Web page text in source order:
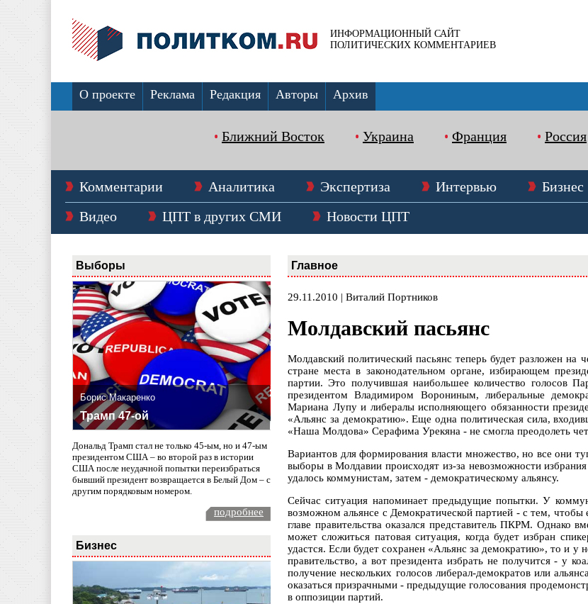
ИНФОРМАЦИОННЫЙ САЙТ
ПОЛИТИЧЕСКИХ КОММЕНТАРИЕВ
О проекте Реклама Редакция Авторы Архив
Ближний Восток Украина Франция Россия
Комментарии Аналитика Экспертиза Интервью Бизнес
Видео
ЦПТ в других СМИ Новости ЦПТ
Выборы
Борис Макаренко
Трамп 47-ой
Дональд Трамп стал не только 45-ым, но и 47-ым
президентом США – во второй раз в истории
США после неудачной попытки переизбраться
бывший президент возвращается в Белый Дом – с
другим порядковым номером.
подробнее
Бизнес
Главное
29.11.2010 | Виталий Портников
Молдавский пасьянс
Молдавский политический пасьянс теперь будет разложен
стране места в законодательном органе, избирающем
партии. Это получившая наибольшее количество голосов
президентом Владимиром Ворониным, либеральные
Мариана Лупу и либералы исполняющего обязанности
«Альянс за демократию». Еще одна политическая сила,
«Наша Молдова» Серафима Урекяна - не смогла преодолеть
Вариантов для формирования власти множество, но все они
выборы в Молдавии происходят из-за невозможности
удалось коммунистам, затем - демократическому альянсу.
Сейчас ситуация напоминает предыдущие попытки. У
возможном альянсе с Демократической партией - с тем,
главе правительства оказался представитель ПКРМ. Однако
может сложиться патовая ситуация, когда будет избран
удастся. Если будет сохранен «Альянс за демократию», то и у
правительство, а вот президента избрать не получится - у
получение нескольких голосов либерал-демократов или
оказаться призрачными - предыдущие голосования
в оппозиции партий.